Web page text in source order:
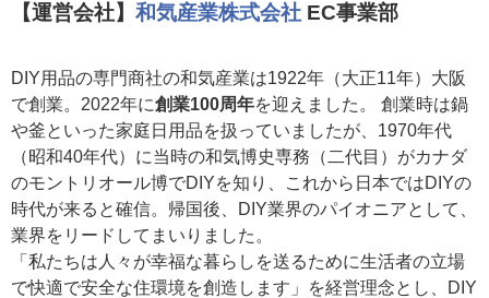
【運営会社】 和気産業株式会社 EC事業部
DIY用品の専門商社の和気産業は1922年（大正11年）大阪
で創業。2022年に創業100周年を迎えました。 創業時は鍋
や釜といった家庭日用品を扱っていましたが、1970年代
（昭和40年代）に当時の和気博史専務（二代目）がカナダ
のモントリオール博でDIYを知り、これから日本ではDIYの
時代が来ると確信。帰国後、DIY業界のパイオニアとして、
業界をリードしてまいりました。
「私たちは人々が幸福な暮らしを送るために生活者の立場
で快適で安全な住環境を創造します」を経営理念とし、DIY